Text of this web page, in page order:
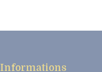
Informations